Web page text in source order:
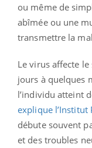
ou même de
abîmée ou une
transmettre la
Le virus affecte
jours à quelques
l’individu atteint
explique l’Institut
débute souvent
et des troubles